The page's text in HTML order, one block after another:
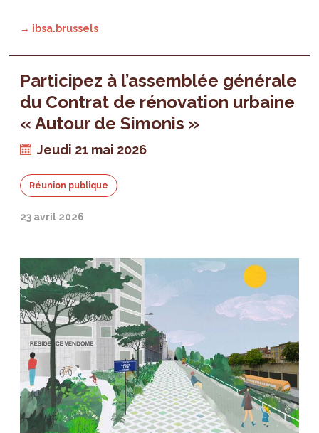
→ ibsa.brussels
Participez à l’assemblée générale
du Contrat de rénovation urbaine
« Autour de Simonis »
Jeudi 21 mai 2026
Réunion publique
23 avril 2026